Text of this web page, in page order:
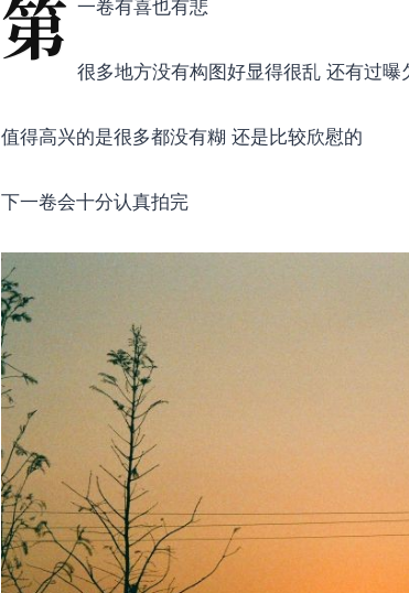
第 一卷有喜也有悲
很多地方没有构图好显得很乱 还有过曝
值得高兴的是很多都没有糊 还是比较欣慰的
下一卷会十分认真拍完